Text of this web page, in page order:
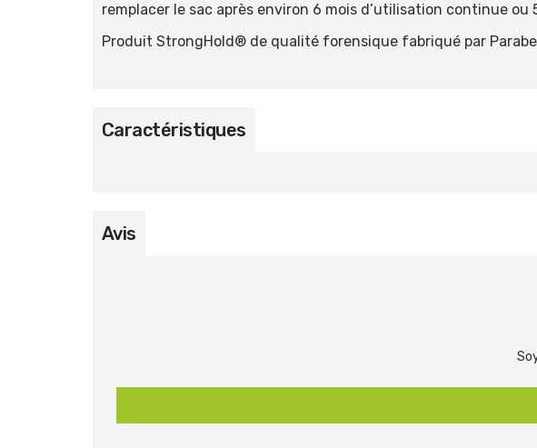
remplacer le sac après environ 6 mois d’utilisation continue
Produit StrongHold® de qualité forensique fabriqué par
Caractéristiques
Avis